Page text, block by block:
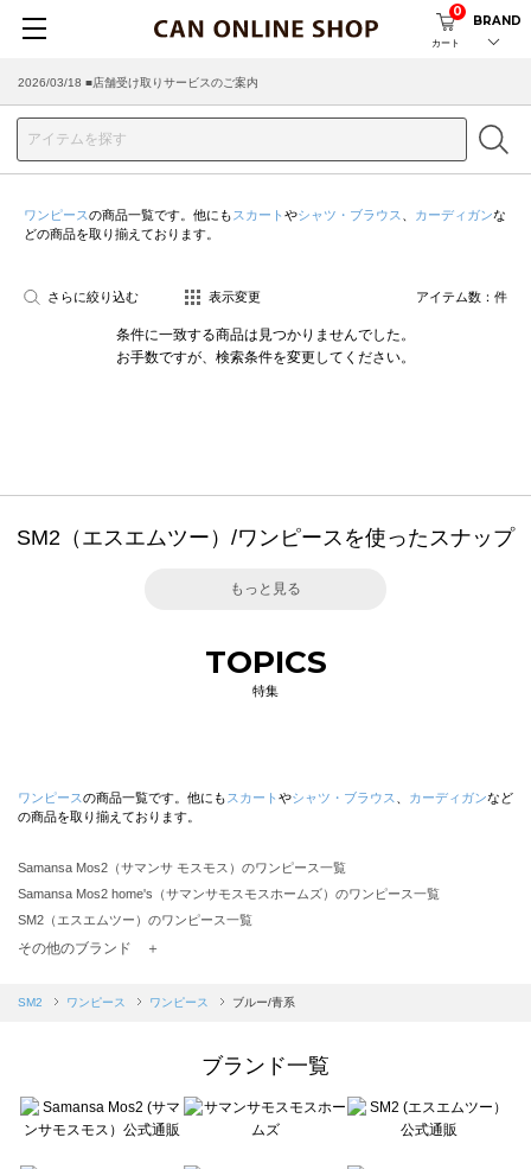
カート
0
BRAND
2026/03/18 ■店舗受け取りサービスのご案内
ワンピースの商品一覧です。他にも スカート やシャツ・ブラウス カーディガンな
どの商品を取り揃えております。
さらに絞り込む 表示変更 アイテム数： 件
条件に一致する商品は見つかりませんでした。
お手数ですが、検索条件を変更してください。
SM2（エスエムツー）/ワンピースを使ったスナップ
もっと見る
TOPICS
特集
ワンピースの商品一覧です。他にも スカート やシャツ・ブラウス カーディガンなど
の商品を取り揃えております。
Samansa Mos2（サマンサ モスモス）のワンピース一覧
Samansa Mos2 home's（サマンサモスモスホームズ）のワンピース一覧
SM2（エスエムツー）のワンピース一覧
TSUHARU by Samansa Mos2（ツハルバイサマンサモスモス）のワンピース一覧
Samansa Mos2 blue（サマンサモスモス ブルー）のワンピース一覧
sō4ū（ソウフォーユー）のワンピース一覧
Te chichi（テチチ）のワンピース一覧
Te chichi CLASSIC（テチチ クラシック）のワンピース一覧
その他のブランド ＋
SM2 ワンピース ワンピース ブルー/青系
ブランド一覧